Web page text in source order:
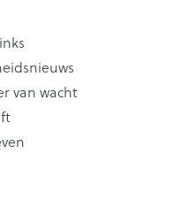
van wacht